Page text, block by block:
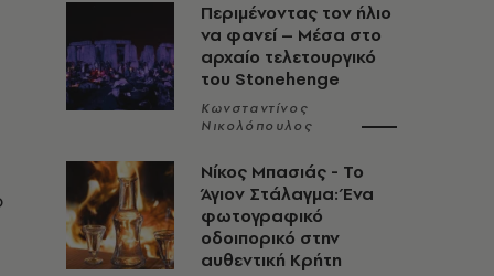
Περιμένοντας τον ήλιο
να φανεί – Μέσα στο
αρχαίο τελετουργικό
του Stonehenge
Κωνσταντίνος
Νικολόπουλος
Νίκος Μπασιάς - Το
Άγιον Στάλαγμα: Ένα
φωτογραφικό
οδοιπορικό στην
αυθεντική Κρήτη